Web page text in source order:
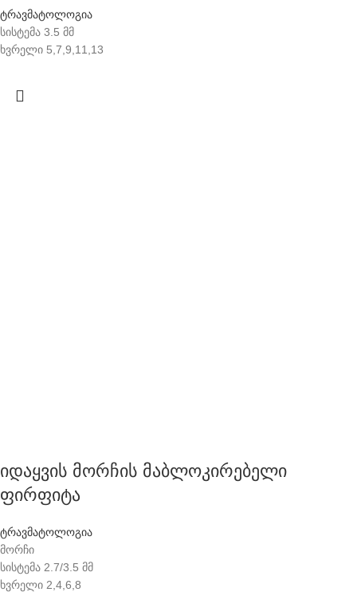
ტრავმატოლოგია
სისტემა 3.5 მმ
ხვრელი 5,7,9,11,13
იდაყვის მორჩის მაბლოკირებელი
ფირფიტა
ტრავმატოლოგია
მორჩი
სისტემა 2.7/3.5 მმ
ხვრელი 2,4,6,8